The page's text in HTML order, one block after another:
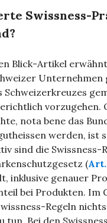
Swissness-
Blick-Artikel
Unternehmen
Schweizerkreuzes
vorzugehen.
nota bene das
werden, ist
sind die Swissness-
(
inklusive genauer
bei Produkten. Im
Regeln
tun. Bei den